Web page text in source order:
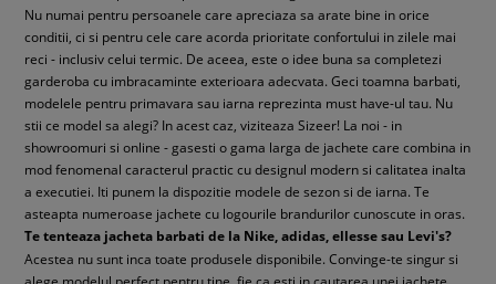
Nu numai pentru persoanele care apreciaza sa arate bine in orice
conditii, ci si pentru cele care acorda prioritate confortului in zilele mai
reci - inclusiv celui termic. De aceea, este o idee buna sa completezi
garderoba cu imbracaminte exterioara adecvata. Geci toamna barbati,
modelele pentru primavara sau iarna reprezinta must have-ul tau. Nu
stii ce model sa alegi? In acest caz, viziteaza Sizeer! La noi - in
showroomuri si online - gasesti o gama larga de jachete care combina in
mod fenomenal caracterul practic cu designul modern si calitatea inalta
a executiei. Iti punem la dispozitie modele de sezon si de iarna. Te
asteapta numeroase jachete cu logourile brandurilor cunoscute in oras.
Te tenteaza jacheta barbati de la Nike, adidas, ellesse sau Levi's?
Acestea nu sunt inca toate produsele disponibile. Convinge-te singur si
alege modelul perfect pentru tine, fie ca esti in cautarea unei jachete